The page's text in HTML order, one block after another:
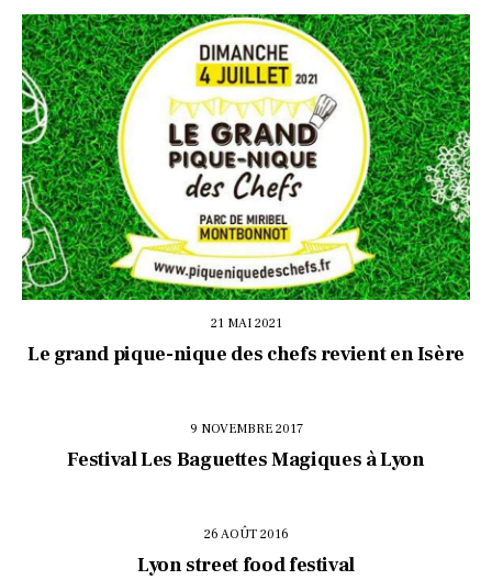
21 MAI 2021
Le grand pique-nique des chefs revient en Isère
9 NOVEMBRE 2017
Festival Les Baguettes Magiques à Lyon
26 AOÛT 2016
Lyon street food festival